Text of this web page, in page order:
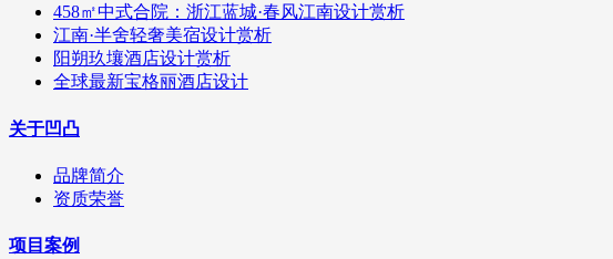
458㎡中式合院：浙江蓝城·春风江南设计赏析
江南·半舍轻奢美宿设计赏析
阳朔玖壤酒店设计赏析
全球最新宝格丽酒店设计
关于凹凸
品牌简介
资质荣誉
项目案例